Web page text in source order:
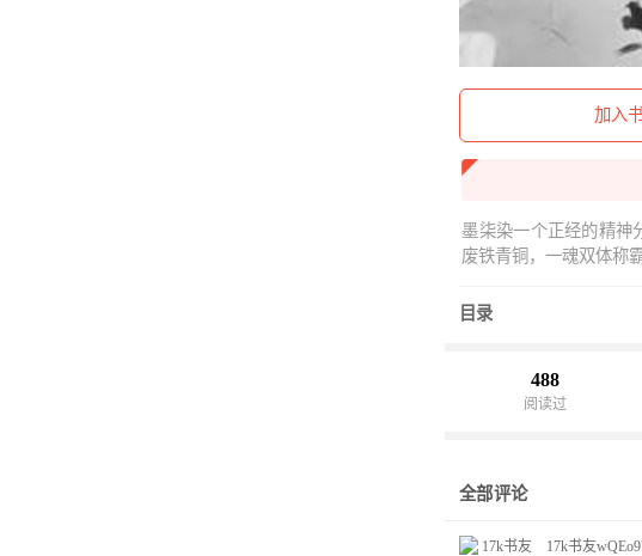
加入
墨柒染一个正经的精神
废铁青铜，一魂双体称
目录
488
阅读过
全部评论
17k书友